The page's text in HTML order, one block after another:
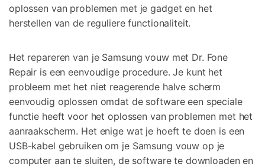
oplossen van problemen met je gadget en het
herstellen van de reguliere functionaliteit.
Het repareren van je Samsung vouw met Dr. Fone
Repair is een eenvoudige procedure. Je kunt het
probleem met het niet reagerende halve scherm
eenvoudig oplossen omdat de software een speciale
functie heeft voor het oplossen van problemen met het
aanraakscherm. Het enige wat je hoeft te doen is een
USB-kabel gebruiken om je Samsung vouw op je
computer aan te sluiten, de software te downloaden en